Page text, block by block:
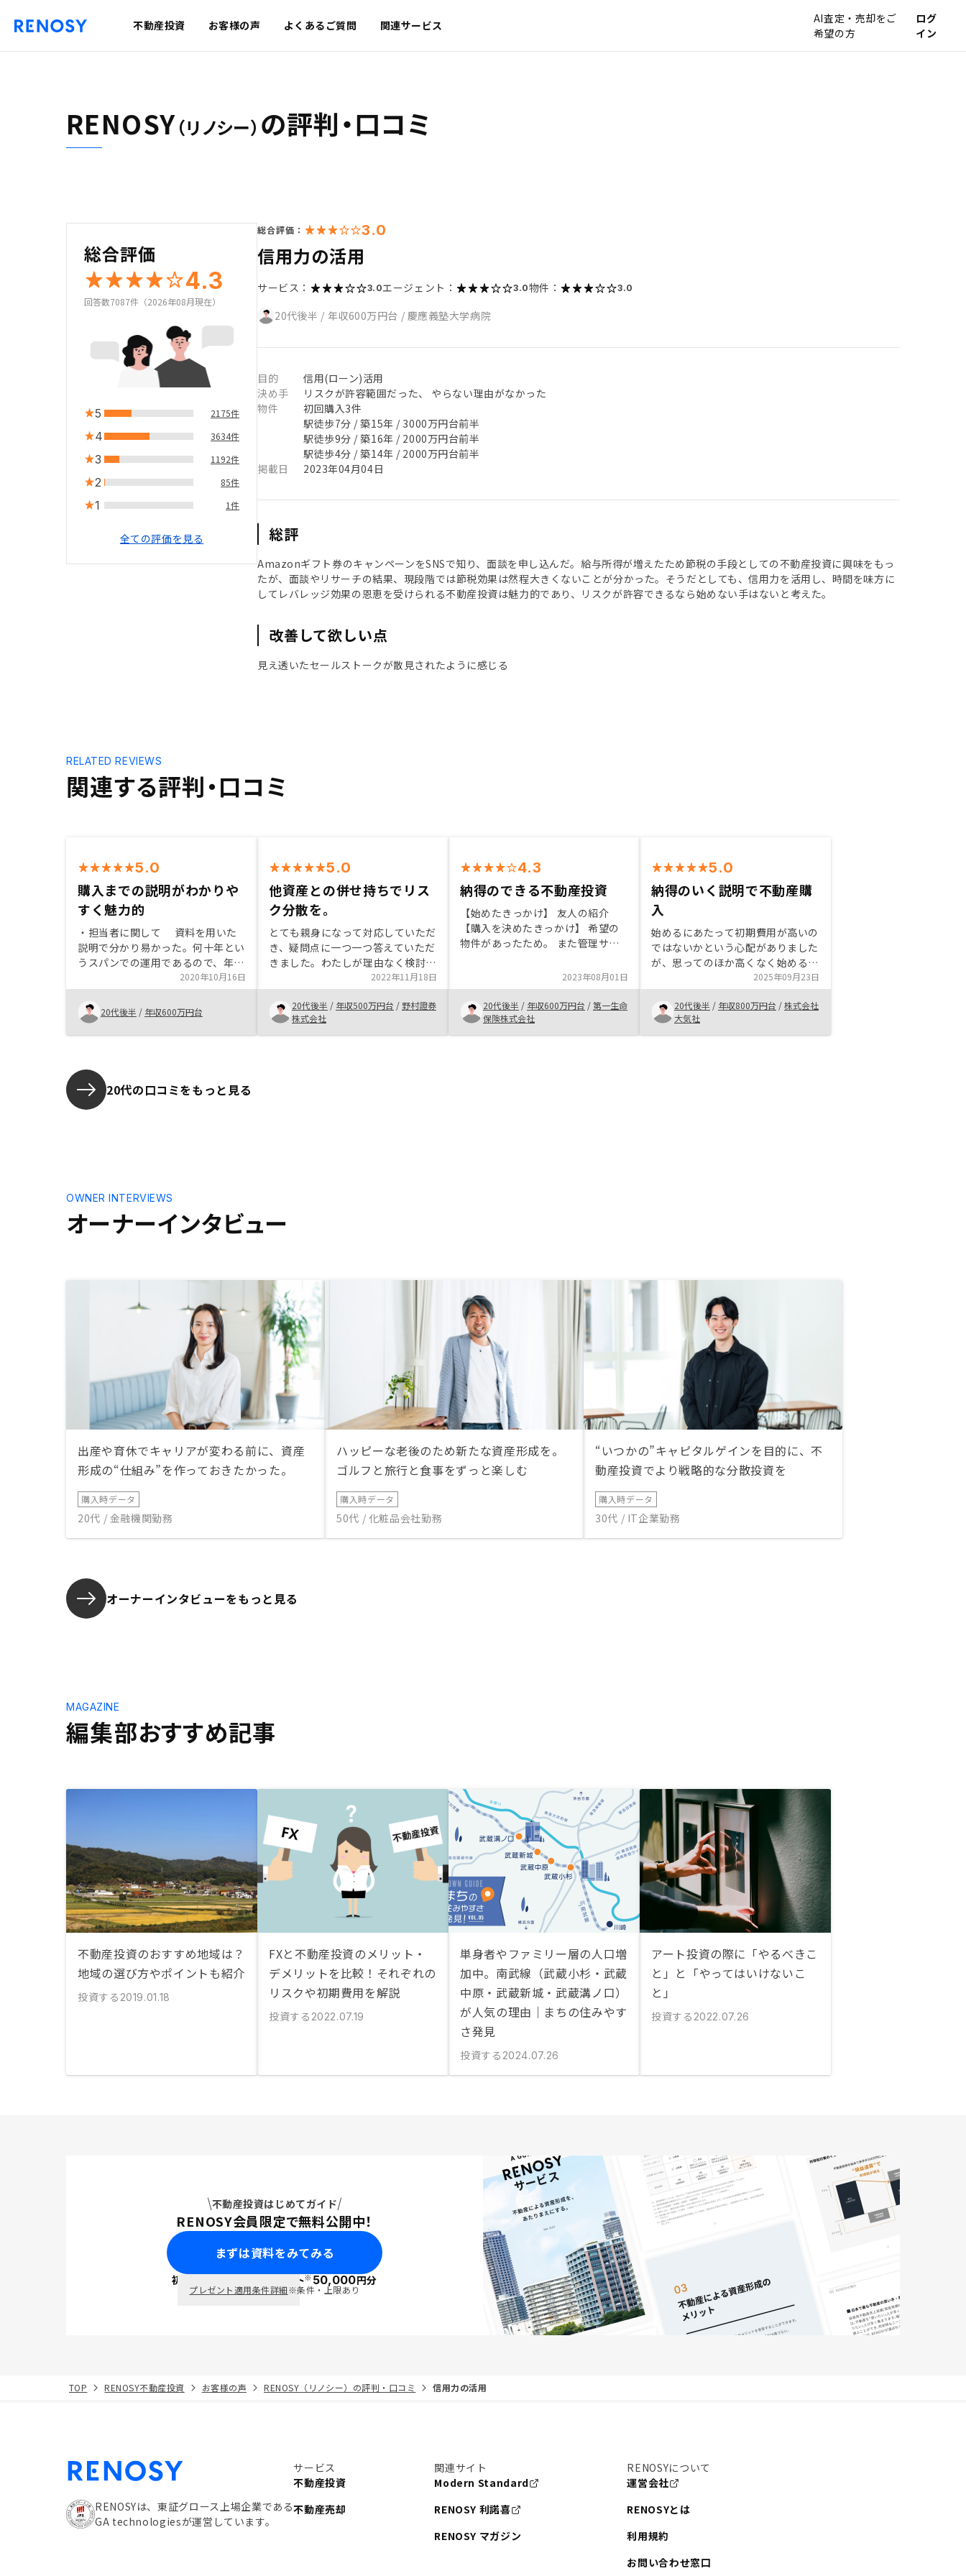
不動産投資 お客様の声 よくあるご質問 関連サービス
AI査定・売却をご
希望の方
ログ
イン
RENOSY（リノシー） の評判・口コミ
総合評価
4.3
回答数7087件（2026年08月現在）
5 2175件
4 3634件
3 1192件
2 85件
1 1件
全ての評価を見る
総合評価： 3.0
信用力の活用
サービス： 3.0エージェント： 3.0物件： 3.0
20代後半 / 年収600万円台 / 慶應義塾大学病院
目的
信用(ローン)活用
決め手
リスクが許容範囲だった、 やらない理由がなかった
物件
初回購入3件
駅徒歩7分 / 築15年 / 3000万円台前半
駅徒歩9分 / 築16年 / 2000万円台前半
駅徒歩4分 / 築14年 / 2000万円台前半
掲載日
2023年04月04日
総評
Amazonギフト券のキャンペーンをSNSで知り、面談を申し込んだ。給与所得が増えたため節税の手段としての不動産投資に興味をもっ
たが、面談やリサーチの結果、現段階では節税効果は然程大きくないことが分かった。そうだとしても、信用力を活用し、時間を味方に
してレバレッジ効果の恩恵を受けられる不動産投資は魅力的であり、リスクが許容できるなら始めない手はないと考えた。
改善して欲しい点
見え透いたセールストークが散見されたように感じる
関連する評判・口コミ
RELATED REVIEWS
5.0
購入までの説明がわかりや
すく魅力的
・担当者に関して 資料を用いた
説明で分かり易かった。何十年とい
うスパンでの運用であるので、年齢
と共に記載された支払い計画は一目
瞭然の内容であり、不安事項の解消
に繋がった。 ・説明内容について
メリット・デメリットを網羅した
説明内容であり不安事項を払拭でき
りやすく、デメリットに関しては懸
念事項を全て質問することで解消で
きた。 ・手続きに関して 必要な
手続きは全て担当者から説明され、
2020年10月16日
20代後半 / 年収600万円台
5.0
他資産との併せ持ちでリス
ク分散を。
とても親身になって対応していただ
き、疑問点に一つ一つ答えていただ
きました。わたしが理由なく検討を
後ろ倒ししようとすると、問題や懸
念点を言語化し再度後押ししてくれ
たことが、踏み切った理由です。税
制メリットやレバレッジ効果などを
踏まえると、他の資産クラスよりも
2022年11月18日
20代後半 / 年収500万円台 / 野村證券
株式会社
4.3
納得のできる不動産投資
【始めたきっかけ】 友人の紹介
【購入を決めたきっかけ】 希望の
物件があったため。 また管理サー
不安が極小化されていたため。
【ご購入を検討している方におすす
めしたい内容】 まずは話を聞いて
みて欲しい。
2023年08月01日
20代後半 / 年収600万円台 /第一生命
保険株式会社
5.0
納得のいく説明で不動産購
入
始めるにあたって初期費用が高いの
ではないかという心配がありました
が、思ってのほか高くなく始めるこ
とができました。担当者の方が親身
になってくれ、いい物件を紹介して
くれるので初めて一年間で複数物件
購入いたしました。
2025年09月23日
20代後半 / 年収800万円台 /株式会社
大気社
20代の口コミをもっと見る
オーナーインタビュー
OWNER INTERVIEWS
出産や育休でキャリアが変わる前に、資産
形成の“仕組み”を作っておきたかった。
購入時データ
20代 / 金融機関勤務
ハッピーな老後のため新たな資産形成を。
ゴルフと旅行と食事をずっと楽しむ
購入時データ
50代 / 化粧品会社勤務
“いつかの”キャピタルゲインを目的に、不
動産投資でより戦略的な分散投資を
購入時データ
30代 / IT企業勤務
オーナーインタビューをもっと見る
編集部おすすめ記事
MAGAZINE
不動産投資のおすすめ地域は？
地域の選び方やポイントも紹介
投資する 2019.01.18
FXと不動産投資のメリット・
デメリットを比較！それぞれの
リスクや初期費用を解説
投資する 2022.07.19
単身者やファミリー層の人口増
加中。南武線（武蔵小杉・武蔵
中原・武蔵新城・武蔵溝ノ口）
が人気の理由｜まちの住みやす
さ発見
投資する 2024.07.26
アート投資の際に「やるべきこ
と」と「やってはいけないこ
と」
投資する 2022.07.26
不動産投資はじめてガイド
RENOSY会員限定で無料公開中！
まずは資料をみてみる
初回面談で ポイント※50,000円分
プレゼント適用条件詳細※条件・上限あり
TOP RENOSY不動産投資 お客様の声 RENOSY（リノシー）の評判・口コミ 信用力の活用
RENOSYは、東証グロース上場企業である
GA technologiesが運営しています。
サービス
不動産投資
不動産売却
関連サイト
Modern Standard
RENOSY 利諾喜
RENOSY マガジン
RENOSYについて
運営会社
RENOSYとは
利用規約
お問い合わせ窓口